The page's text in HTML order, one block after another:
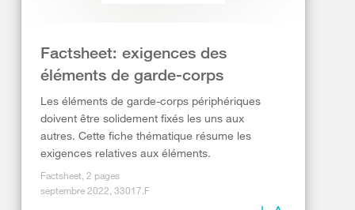
Factsheet: exigences des
éléments de garde-corps
Les éléments de garde-corps périphériques
doivent être solidement fixés les uns aux
autres. Cette fiche thématique résume les
exigences relatives aux éléments.
Factsheet, 2 pages
septembre 2022, 33017.F